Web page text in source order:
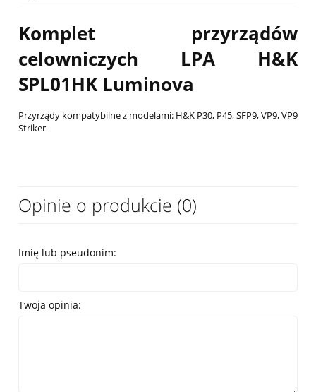
Komplet przyrządów
celowniczych LPA H&K
SPL01HK Luminova
Przyrządy kompatybilne z modelami: H&K P30, P45, SFP9, VP9, VP9
Striker
Opinie o produkcie (0)
Imię lub pseudonim:
Twoja opinia: